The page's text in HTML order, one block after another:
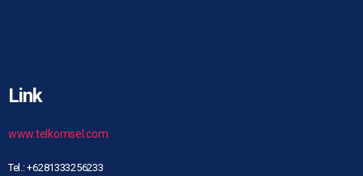
Link
www.telkomsel.com
Tel.: +6281333256233